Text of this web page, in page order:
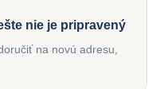
nie je pripravený
na novú adresu,